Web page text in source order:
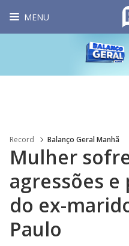
MENU
Record Balanço Geral Manhã
Mulher
agressões e
do ex-
Paulo